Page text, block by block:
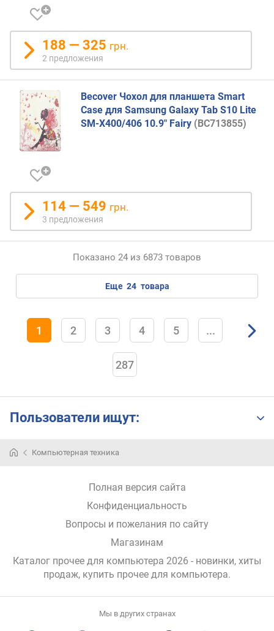
188 — 325 грн.
2 предложения
Becover Чохол для планшета Smart
Case для Samsung Galaxy Tab S10 Lite
SM-X400/406 10.9" Fairy (BC713855)
114 — 549 грн.
3 предложения
Показано 24 из 6873 товаров
еще 24 товара
1 2 3 4 5 ...
287
Пользователи ищут:
для
дополнительного
предназначено
компьютерных
Компьютерная техника
Полная версия сайта
Конфиденциальность
Вопросы и пожелания по сайту
Магазинам
Каталог прочее для компьютера 2026 - новинки, хиты
продаж, купить прочее для компьютера.
Мы в других странах